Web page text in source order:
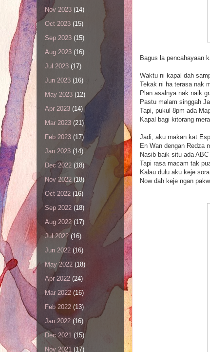
Bagus la pencahayaan
Waktu ni kapal dah
Tekak ni ha terasa nak
Plan asalnya nak naik
Pastu malam singgah
Tapi, pukul 8pm ada
Kapal bagi kitorang
Jadi, aku makan kat
En Wan dengan Redza
Nasib baik situ ada
Tapi rasa macam tak
Kalau dulu aku keje
Now dah keje ngan
Nov 2023 (14)
Oct 2023 (15)
Sep 2023 (15)
Aug 2023 (16)
Jul 2023 (17)
Jun 2023 (16)
May 2023 (12)
Apr 2023 (14)
Mar 2023 (21)
Feb 2023 (17)
Jan 2023 (14)
Dec 2022 (18)
Nov 2022 (18)
Oct 2022 (16)
Sep 2022 (18)
Aug 2022 (17)
Jul 2022 (16)
Jun 2022 (16)
May 2022 (18)
Apr 2022 (24)
Mar 2022 (16)
Feb 2022 (13)
Jan 2022 (16)
Dec 2021 (15)
Nov 2021 (17)